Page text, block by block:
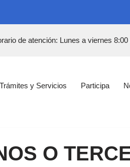
de atención: Lunes a viernes
Trámites y Servicios Participa
O